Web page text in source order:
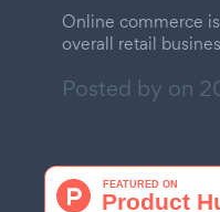
Online commerce
overall retail
Posted by on